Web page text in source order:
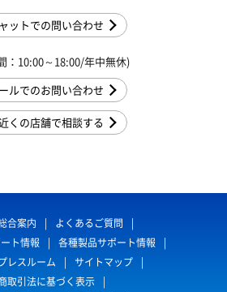
ットでの問い合わせ
：10:00～18:00/年中無休)
ルでのお問い合わせ
くの店舗で相談する
合案内
よくあるご質問
ト情報
各種製品サポート情報
レスルーム
サイトマップ
取引法に基づく表示